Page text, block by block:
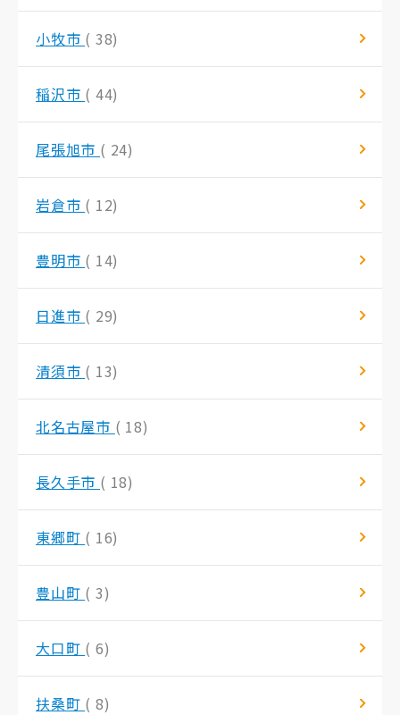
小牧市 ( 38)
稲沢市 ( 44)
尾張旭市 ( 24)
岩倉市 ( 12)
豊明市 ( 14)
日進市 ( 29)
清須市 ( 13)
北名古屋市 ( 18)
長久手市 ( 18)
東郷町 ( 16)
豊山町 ( 3)
大口町 ( 6)
扶桑町 ( 8)